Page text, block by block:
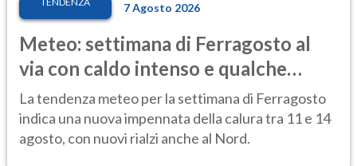
7 Agosto 2026
Meteo: settimana di Ferragosto al
via con caldo intenso e qualche
temporale
La tendenza meteo per la settimana di Ferragosto
indica una nuova impennata della calura tra 11 e 14
agosto, con nuovi rialzi anche al Nord.